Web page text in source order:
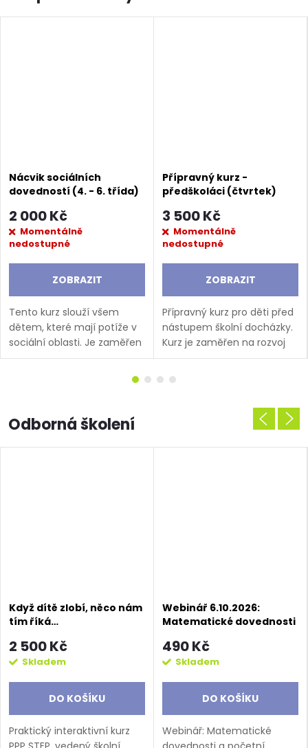
Nácvik sociálních
dovedností (4. - 6. třída)
2 000 Kč
Momentálně
nedostupné
ZOBRAZIT
Tento kurz slouží všem
dětem, které mají potíže v
sociální oblasti. Je zaměřen
na rozvoj emoční
pozitivních...
Přípravný kurz -
předškoláci (čtvrtek)
3 500 Kč
Momentálně
nedostupné
ZOBRAZIT
Přípravný kurz pro děti před
nástupem školní docházky.
Kurz je zaměřen na rozvoj
všech oblastí školní zralosti.
Systematicky připravuje
Odborná školení
Když dítě zlobí, něco nám
tím říká…
2 500 Kč
Skladem
DO KOŠÍKU
Praktický interaktivní kurz
Webinář 6.10.2026:
Matematické dovednosti
490 Kč
Skladem
DO KOŠÍKU
Webinář: Matematické